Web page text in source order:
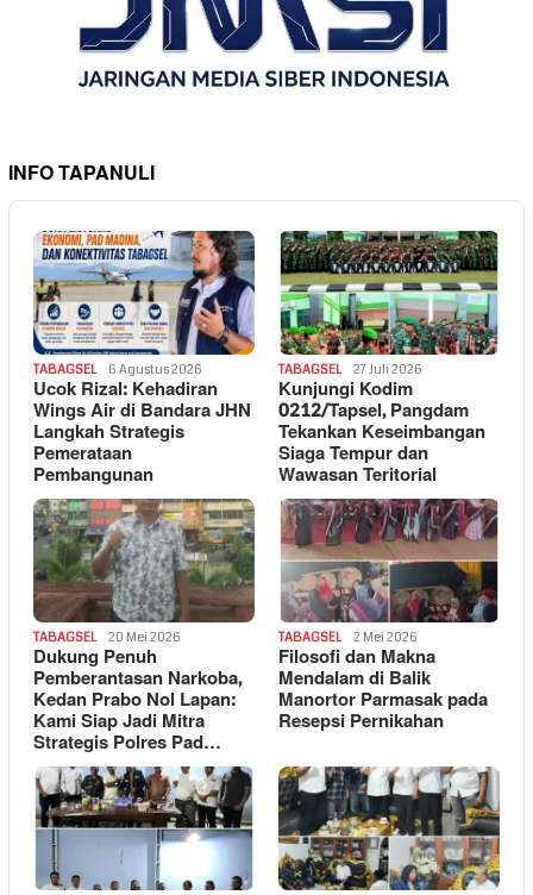
INFO TAPANULI
TABAGSEL 6 Agustus 2026
Ucok Rizal: Kehadiran
Wings Air di Bandara JHN
Langkah Strategis
Pemerataan
Pembangunan
TABAGSEL 27 Juli 2026
Kunjungi Kodim
0212/Tapsel, Pangdam
Tekankan Keseimbangan
Siaga Tempur dan
Wawasan Teritorial
TABAGSEL 20 Mei 2026
Dukung Penuh
Pemberantasan Narkoba,
Kedan Prabo Nol Lapan:
Kami Siap Jadi Mitra
Strategis Polres Pad…
TABAGSEL 2 Mei 2026
Filosofi dan Makna
Mendalam di Balik
Manortor Parmasak pada
Resepsi Pernikahan